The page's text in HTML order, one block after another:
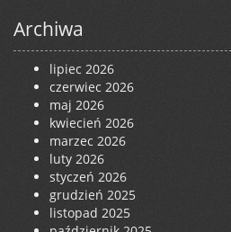
Archiwa
lipiec 2026
czerwiec 2026
maj 2026
kwiecień 2026
marzec 2026
luty 2026
styczeń 2026
grudzień 2025
listopad 2025